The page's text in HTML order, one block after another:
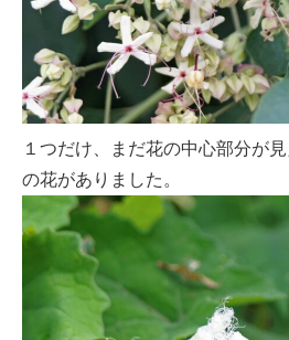
１つだけ、まだ花の中心部分が
の花がありました。